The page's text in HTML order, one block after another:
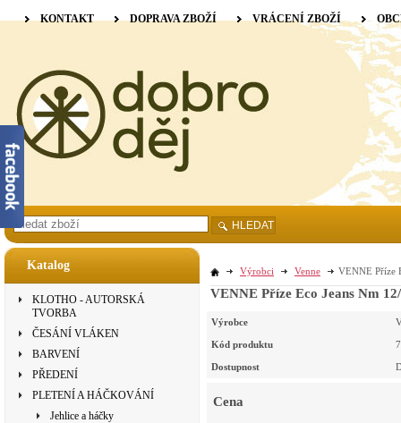
Katalog
KLOTHO - AUTORSKÁ
TVORBA
ČESÁNÍ VLÁKEN
BARVENÍ
PŘEDENÍ
PLETENÍ A HÁČKOVÁNÍ
Jehlice a háčky
Výrobci Venne VENNE Příze
VENNE Příze Eco Jeans Nm
Výrobce
Kód produktu
Dostupnost
Cena
KONTAKT DOPRAVA ZBOŽÍ VRÁCENÍ ZBOŽÍ
HLEDAT